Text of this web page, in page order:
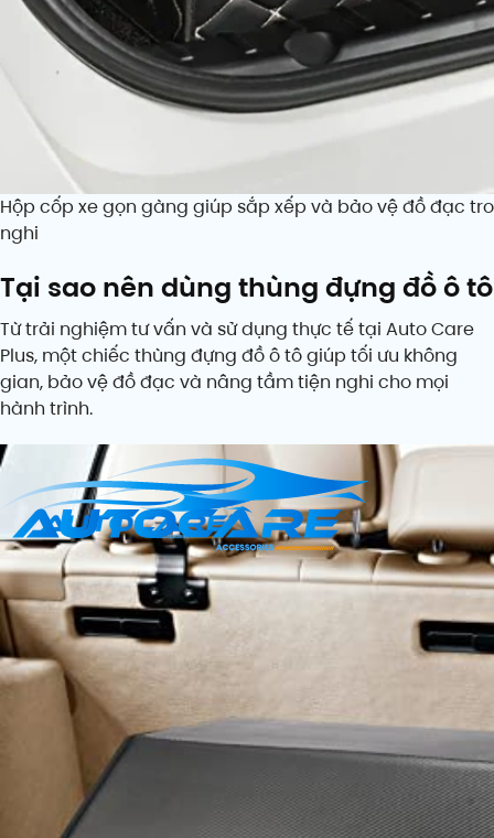
Hộp cốp xe gọn gàng giúp sắp xếp và bảo vệ đồ đạc
nghi
Tại sao nên dùng thùng đựng đồ ô tô
Từ trải nghiệm tư vấn và sử dụng thực tế tại Auto Care
Plus, một chiếc thùng đựng đồ ô tô giúp tối ưu không
gian, bảo vệ đồ đạc và nâng tầm tiện nghi cho mọi
hành trình.